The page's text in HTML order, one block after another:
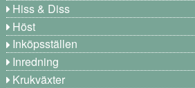
Hiss & Diss
Höst
Inköpsställen
Inredning
Krukväxter